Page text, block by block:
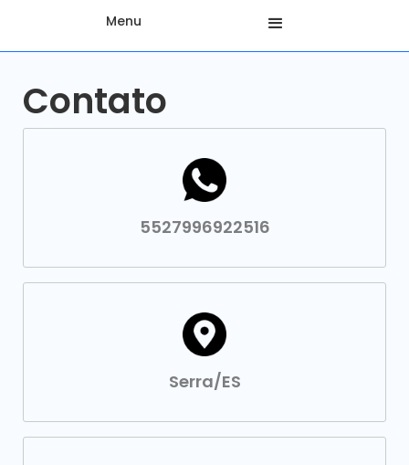
Menu
Contato
5527996922516
Serra/ES